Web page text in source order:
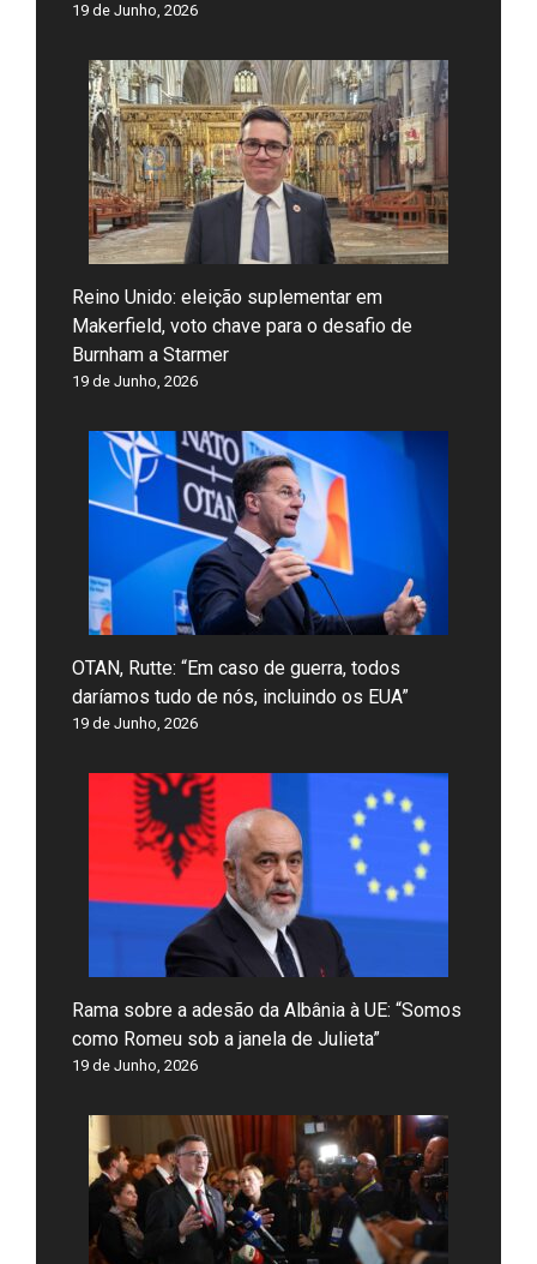
19 de Junho, 2026
Reino Unido: eleição suplementar em
Makerfield, voto chave para o desafio de
Burnham a Starmer
19 de Junho, 2026
OTAN, Rutte: “Em caso de guerra, todos
daríamos tudo de nós, incluindo os EUA”
19 de Junho, 2026
Rama sobre a adesão da Albânia à UE: “Somos
como Romeu sob a janela de Julieta”
19 de Junho, 2026